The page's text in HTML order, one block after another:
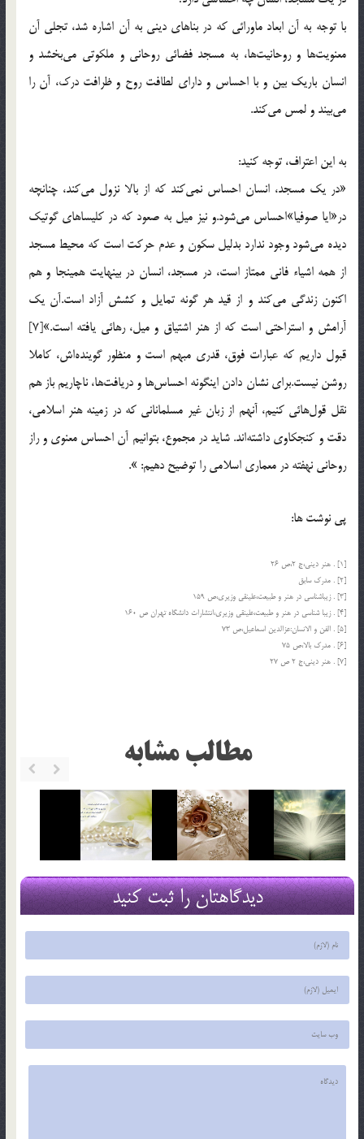
با توجه به آن ابعاد ماورائي كه در بناهاي ديني به آن اشاره شد، تجلي آن
معنويت‌ها و روحانيت‌ها، به مسجد فضائي روحاني و ملكوتي مي‌بخشد و
انسان باريك بين و با احساس و داراي لطافت روح و ظرافت درك، آن را
مي‌بيند و لمس مي‌كند.
به اين اعتراف، توجه كنيد:
«در يك مسجد، انسان احساس نمي‌كند كه از بالا نزول مي‌كند، چنانچه
در«ايا صوفيا»احساس مي‌شود.و نيز ميل به صعود كه در كليساهاي گوتيك
ديده مي‌شود وجود ندارد بدليل سكون و عدم حركت است كه محيط مسجد
از همه اشياء فاني ممتاز است، در مسجد، انسان در بينهايت همينجا و هم
اكنون زندگي مي‌كند و از قيد هر گونه تمايل و كشش آزاد است.آن يك
آرامش و استراحتي است كه از هنر اشتياق و ميل، رهائي يافته است.»[7]
قبول داريم كه عبارات فوق، قدري مبهم است و منظور گوينده‌اش، كاملا
روشن نيست.براي نشان دادن اينگونه احساس‌ها و دريافت‌ها، ناچاريم باز هم
نقل قول‌هائي كنيم، آنهم از زبان غير مسلماناني كه در زمينه هنر اسلامي،
دقت و كنجكاوي داشته‌اند. شايد در مجموع، بتوانيم آن احساس معنوي و راز
روحاني نهفته در معماري اسلامي را توضيح دهيم: ».
پی نوشت ها:
[1] . هنر دينى،ج 2،ص 26
[2] . مدرك سابق
[3] . زيباشناسى در هنر و طبيعت،علينقى وزيرى،ص 159
[4] . زيبا شناسى در هنر و طبيعت،علينقى وزيرى،انتشارات دانشگاه تهران ص 160
[5] . الفن و الانسان:عزالدين اسماعيل،ص 73
[6] . مدرك بالا،ص 75
[7] . هنر دينى،ج 2 ص 27
مطالب مشابه
دیدگاهتان را ثبت کنید